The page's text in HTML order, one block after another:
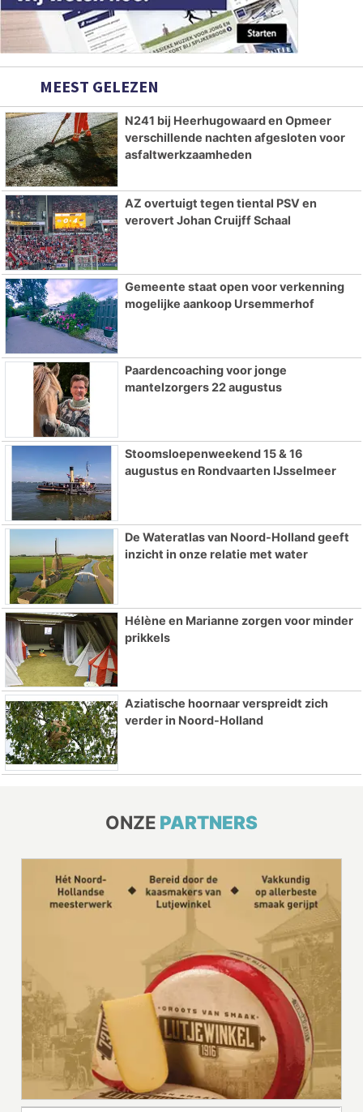
MEEST GELEZEN
N241 bij Heerhugowaard en Opmeer
verschillende nachten afgesloten voor
asfaltwerkzaamheden
AZ overtuigt tegen tiental PSV en
verovert Johan Cruijff Schaal
Gemeente staat open voor verkenning
mogelijke aankoop Ursemmerhof
Paardencoaching voor jonge
mantelzorgers 22 augustus
Stoomsloepenweekend 15 & 16
augustus en Rondvaarten IJsselmeer
De Wateratlas van Noord-Holland geeft
inzicht in onze relatie met water
Hélène en Marianne zorgen voor minder
prikkels
Aziatische hoornaar verspreidt zich
verder in Noord-Holland
ONZE PARTNERS